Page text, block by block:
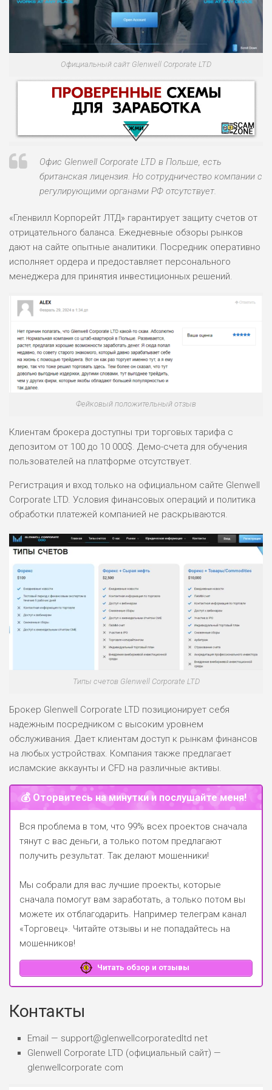
Официальный сайт Glenwell Corporate LTD
ПОДОЙДЕТ
ВСЕМ
0
РИСКИ: НИЗКИЕ
БЮДЖЕТ: ВЫСОКИЙ
ЛЮБИТЕЛЯ
М СТАВОК
РИСКИ: СРЕДНИЕ
ДОХОД: ВЫСОКИЙ
ПОДОЙДЕТ
ВСЕМ
РИСКИ: НИЗКИЕ
БЮДЖЕТ: НИЗКИЙ
ОБЗОР
ВСЕМ
РИСКИ: НИЗКИЕ
ДОХОД: СРЕДНИЙ
ОБЗОР
Офис Glenwell Corporate LTD в Польше, есть
британская лицензия. Но сотрудничество компании с
регулирующими органами РФ отсутствует.
«Гленвилл Корпорейт ЛТД» гарантирует защиту счетов от
отрицательного баланса. Ежедневные обзоры рынков
дают на сайте опытные аналитики. Посредник оперативно
исполняет ордера и предоставляет персонального
менеджера для принятия инвестиционных решений.
Фейковый положительный отзыв
Клиентам брокера доступны три торговых тарифа с
депозитом от 100 до 10 000$. Демо-счета для обучения
пользователей на платформе отсутствует.
Регистрация и вход только на официальном сайте Glenwell
Corporate LTD. Условия финансовых операций и политика
обработки платежей компанией не раскрываются.
Типы счетов Glenwell Corporate LTD
Брокер Glenwell Corporate LTD позиционирует себя
надежным посредником с высоким уровнем
обслуживания. Дает клиентам доступ к рынкам финансов
на любых устройствах. Компания также предлагает
исламские аккаунты и CFD на различные активы.
💰 Оторвитесь на минутки и послушайте меня!
Вся проблема в том, что 99% всех проектов сначала
тянут с вас деньги, а только потом предлагают
получить результат. Так делают мошенники!
Мы собрали для вас лучшие проекты, которые
сначала помогут вам заработать, а только потом вы
можете их отблагодарить. Например телеграм канал
«Торговец». Читайте отзывы и не попадайтесь на
мошенников!
Читать обзор и отзывы
Контакты
Email — support@glenwellcorporatedltd net
Glenwell Corporate LTD (официальный сайт) —
glenwellcorporate com